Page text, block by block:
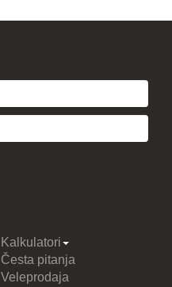
Kalkulatori
Česta pitanja
Veleprodaja